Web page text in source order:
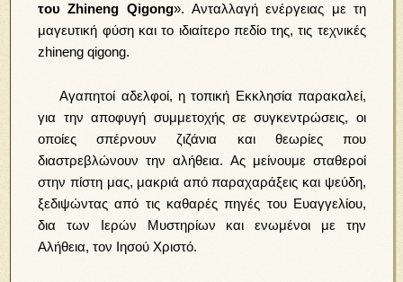
του Zhineng Qigong». Ανταλλαγή ενέργειας με τη
μαγευτική φύση και το ιδιαίτερο πεδίο της, τις τεχνικές
zhineng qigong.
Αγαπητοί αδελφοί, η τοπική Εκκλησία παρακαλεί,
για την αποφυγή συμμετοχής σε συγκεντρώσεις, οι
οποίες σπέρνουν ζιζάνια και θεωρίες που
διαστρεβλώνουν την αλήθεια. Ας μείνουμε σταθεροί
στην πίστη μας, μακριά από παραχαράξεις και ψεύδη,
ξεδιψώντας από τις καθαρές πηγές του Ευαγγελίου,
δια των Ιερών Μυστηρίων και ενωμένοι με την
Αλήθεια, τον Ιησού Χριστό.